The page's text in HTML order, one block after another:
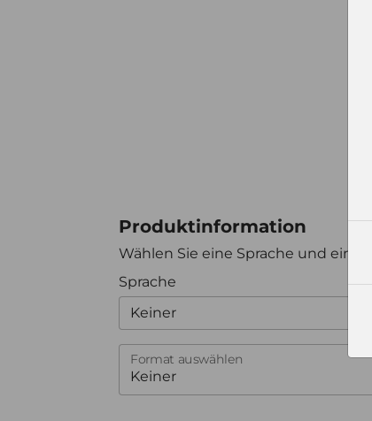
Produktinformation
Wählen Sie eine Sprache und ein
Sprache
Keiner
Format auswählen